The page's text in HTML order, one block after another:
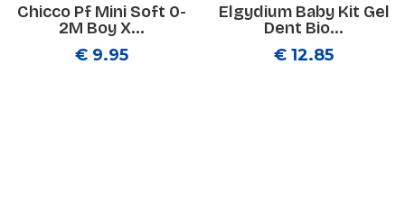
Chicco Pf Mini Soft 0-
2M Boy X...
€ 9.95
Elgydium Baby Kit Gel
Dent Bio...
€ 12.85